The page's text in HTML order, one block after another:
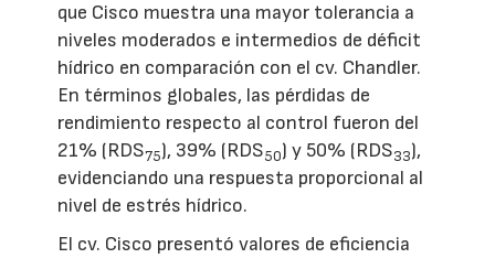
que Cisco muestra una mayor tolerancia a
niveles moderados e intermedios de déficit
hídrico en comparación con el cv. Chandler.
En términos globales, las pérdidas de
rendimiento respecto al control fueron del
21% (RDS75), 39% (RDS50) y 50% (RDS33),
evidenciando una respuesta proporcional al
nivel de estrés hídrico.
El cv. Cisco presentó valores de eficiencia